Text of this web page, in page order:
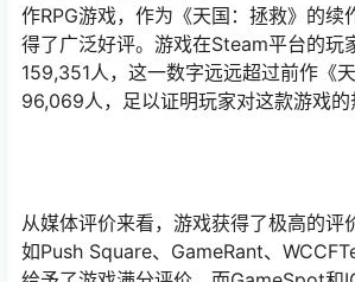
作RPG游戏，作为《天国：拯救》的续
得了广泛好评。游戏在Steam平台的玩
159,351人，这一数字远远超过前作《
96,069人，足以证明玩家对这款游戏的
从媒体评价来看，游戏获得了极高的评
如Push Square、GameRant、